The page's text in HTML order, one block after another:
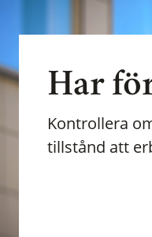
Har
Kontrollera
tillstånd att